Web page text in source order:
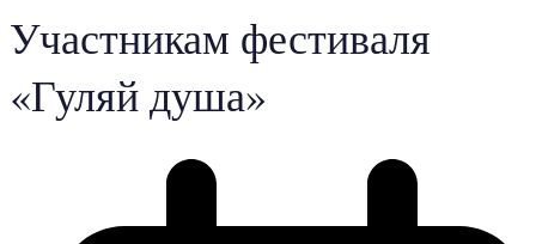
Участникам фестиваля
«Гуляй душа»